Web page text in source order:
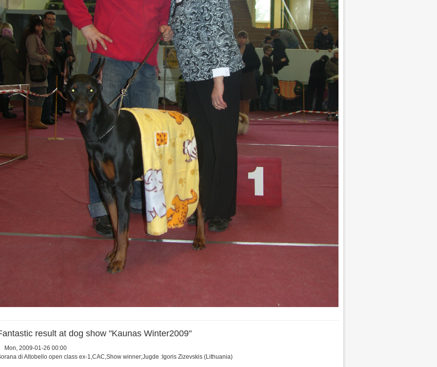
result at dog show "Kaunas Winter2009"
Mon, 2009-01-26 00:00
di Altobello open class ex-1,CAC,Show winner;Jugde :Igoris Zizevskis (Lithuania)